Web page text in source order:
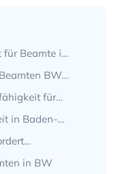
für Beamte in
BW
für
in Baden-
in BW